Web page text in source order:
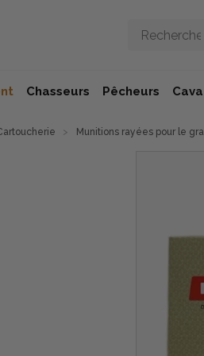
Chasseurs Pêcheurs
Munitions rayées pour le